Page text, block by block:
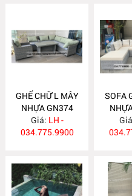
GHẾ CHỮ L MÂY
NHỰA GN374
Giá: LH -
034.775.9900
SOFA